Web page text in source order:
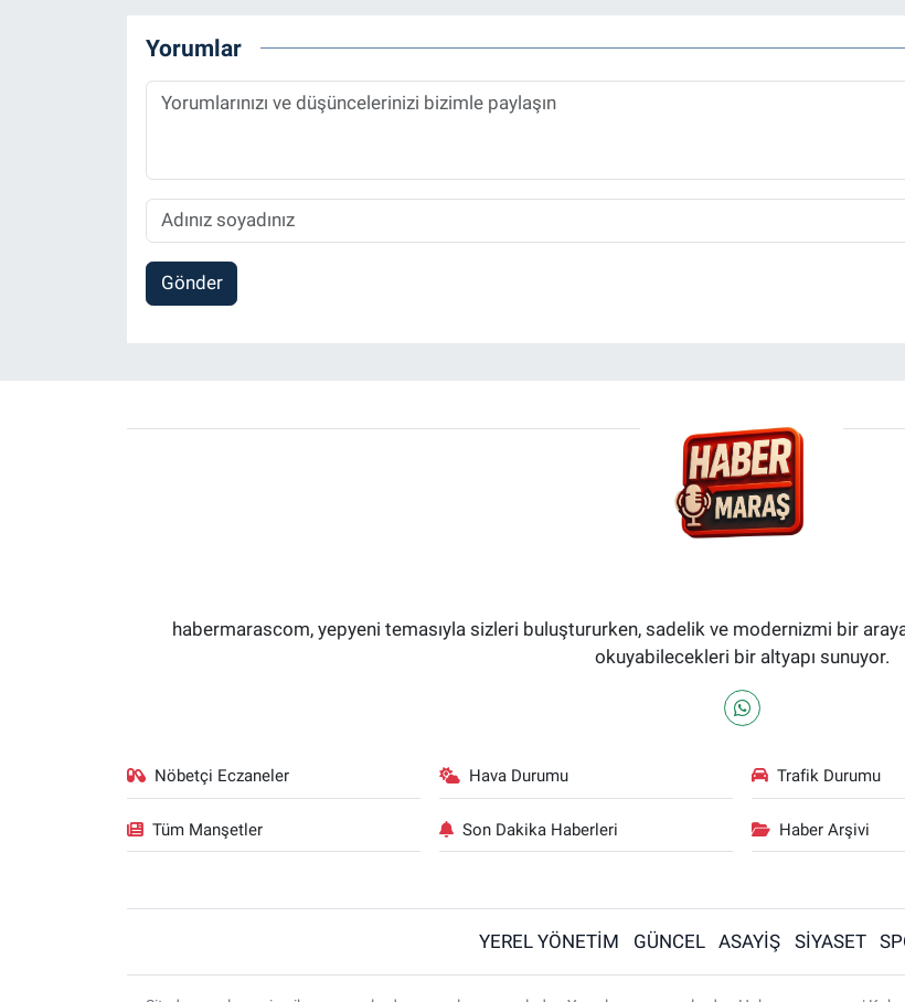
Yorumlar
Gönder
habermarascom, yepyeni temasıyla sizleri buluştururken, sadelik ve modernizmi bir
okuyabilecekleri bir altyapı sunuyor.
Nöbetçi Eczaneler Hava Durumu Trafik Durumu
Tüm Manşetler Son Dakika Haberleri Haber Arşivi
YEREL YÖNETİM GÜNCEL ASAYİŞ SİYASET